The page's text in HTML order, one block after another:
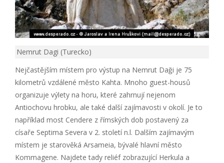
Nemrut Dagi (Turecko)
Nejčastějším místem pro výstup na Nemrut Daği je 75
kilometrů vzdálené město Kahta. Mnoho guest-housů
organizuje výlety na horu, které zahrnují nejenom
Antiochovu hrobku, ale také další zajímavosti v okolí. Je to
například most Cendere z římských dob postavený za
císaře Septima Severa v 2. století n.l. Dalším zajímavým
místem je starověká Arsameia, bývalé hlavní město
Kommagene. Najdete tady reliéf zobrazující Herkula a